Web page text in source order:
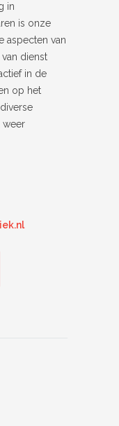
in
is onze
aspecten van
dienst
in de
op het
weer